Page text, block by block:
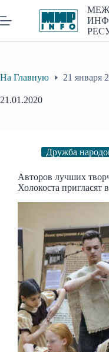
к
сути
На Главную 21 января
21.01.2020
Дружба
Авторов лучших
Холокоста пригласят